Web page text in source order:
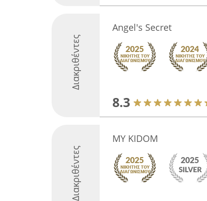
Διακριθέντες
Angel's Secret
8.3
Διακριθέντες
MY KIDOM